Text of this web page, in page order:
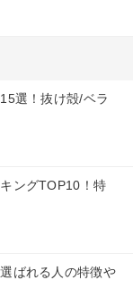
選！抜け殻/ベラ
ングTOP10！特
ばれる人の特徴や